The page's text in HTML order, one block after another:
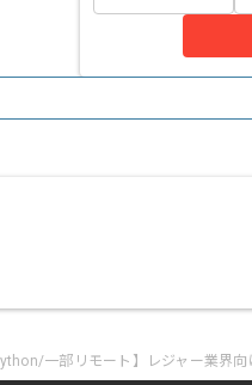
一部リモート】レジャー業界